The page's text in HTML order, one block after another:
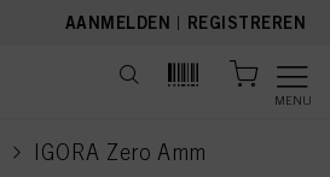
AANMELDEN | REGISTREREN
MENU
IGORA Zero Amm
current page